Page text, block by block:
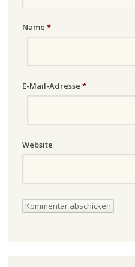
Name *
E-Mail-Adresse *
Website